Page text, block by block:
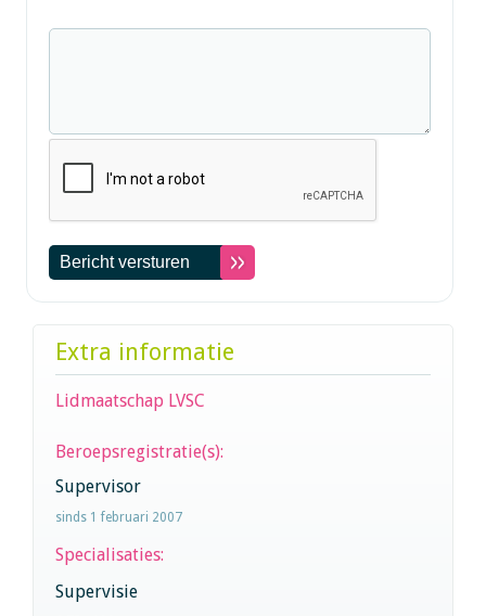
Extra informatie
Lidmaatschap LVSC
Beroepsregistratie(s):
Supervisor
sinds 1 februari 2007
Specialisaties:
Supervisie